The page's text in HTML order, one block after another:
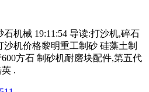
石机械 19:11:54 导读:打沙机,碎石
机价格黎明重工制砂 硅藻土制
方石 制砂机耐磨块配件,第五代
.